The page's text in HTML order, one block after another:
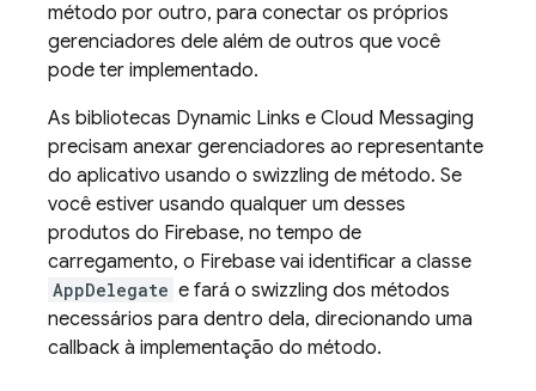
método por outro, para conectar os próprios
gerenciadores dele além de outros que você
pode ter implementado.
As bibliotecas Dynamic Links e Cloud Messaging
precisam anexar gerenciadores ao representante
do aplicativo usando o swizzling de método. Se
você estiver usando qualquer um desses
produtos do Firebase, no tempo de
carregamento, o Firebase vai identificar a classe
AppDelegate e fará o swizzling dos métodos
necessários para dentro dela, direcionando uma
callback à implementação do método.